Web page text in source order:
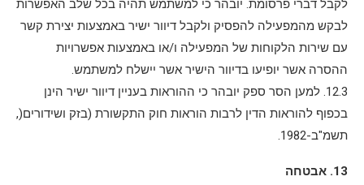
לקבל דברי פרסומת. יובהר כי למשתמש תהיה בכל שלב האפשרות
לבקש מהמפעילה להפסיק ולקבל דיוור ישיר באמצעות יצירת קשר
עם שירות הלקוחות של המפעילה ו/או באמצעות אפשרויות
ההסרה אשר יופיעו בדיוור הישיר אשר יישלח למשתמש.
12.3. למען הסר ספק יובהר כי ההוראות בעניין דיוור ישיר הינן
בכפוף להוראות הדין לרבות הוראות חוק התקשורת (בזק ושידורים(,
תשמ"ב-1982.
13. אבטחה